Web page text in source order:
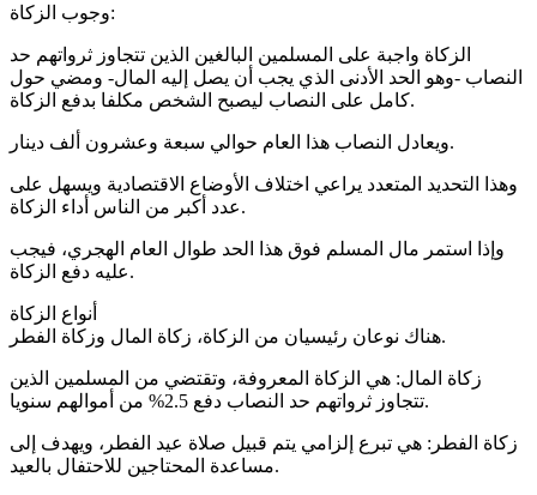
وجوب الزكاة:
الزكاة واجبة على المسلمين البالغين الذين تتجاوز ثرواتهم حد
النصاب -وهو الحد الأدنى الذي يجب أن يصل إليه المال- ومضي حول
كامل على النصاب ليصبح الشخص مكلفا بدفع الزكاة.
ويعادل النصاب هذا العام حوالي سبعة وعشرون ألف دينار.
وهذا التحديد المتعدد يراعي اختلاف الأوضاع الاقتصادية ويسهل على
عدد أكبر من الناس أداء الزكاة.
وإذا استمر مال المسلم فوق هذا الحد طوال العام الهجري، فيجب
عليه دفع الزكاة.
أنواع الزكاة
هناك نوعان رئيسيان من الزكاة، زكاة المال وزكاة الفطر.
زكاة المال: هي الزكاة المعروفة، وتقتضي من المسلمين الذين
تتجاوز ثرواتهم حد النصاب دفع 2.5% من أموالهم سنويا.
زكاة الفطر: هي تبرع إلزامي يتم قبيل صلاة عيد الفطر، ويهدف إلى
مساعدة المحتاجين للاحتفال بالعيد.